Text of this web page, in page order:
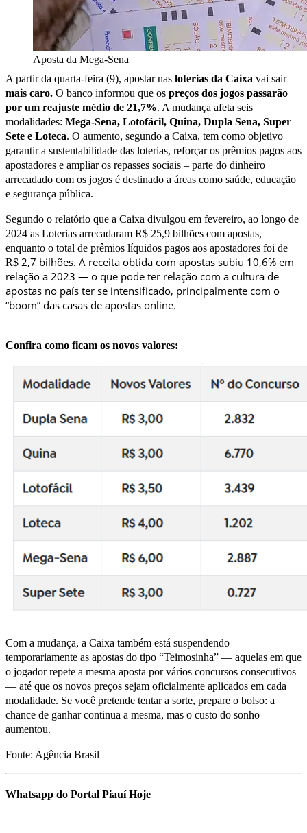
Aposta da Mega-Sena
A partir da quarta-feira (9), apostar nas loterias da Caixa vai sair
mais caro. O banco informou que os preços dos jogos passarão
por um reajuste médio de 21,7%. A mudança afeta seis
modalidades: Mega-Sena, Lotofácil, Quina, Dupla Sena, Super
Sete e Loteca. O aumento, segundo a Caixa, tem como objetivo
garantir a sustentabilidade das loterias, reforçar os prêmios pagos aos
apostadores e ampliar os repasses sociais – parte do dinheiro
arrecadado com os jogos é destinado a áreas como saúde, educação
e segurança pública.
Segundo o relatório que a Caixa divulgou em fevereiro, ao longo de
2024 as Loterias arrecadaram R$ 25,9 bilhões com apostas,
enquanto o total de prêmios líquidos pagos aos apostadores foi de
R$ 2,7 bilhões. A receita obtida com apostas subiu 10,6% em
relação a 2023 — o que pode ter relação com a cultura de
apostas no país ter se intensificado, principalmente com o
“boom” das casas de apostas online.
Confira como ficam os novos valores:
Com a mudança, a Caixa também está suspendendo
temporariamente as apostas do tipo “Teimosinha” — aquelas em que
o jogador repete a mesma aposta por vários concursos consecutivos
— até que os novos preços sejam oficialmente aplicados em cada
modalidade. Se você pretende tentar a sorte, prepare o bolso: a
chance de ganhar continua a mesma, mas o custo do sonho
aumentou.
Fonte: Agência Brasil
Whatsapp do Portal Piauí Hoje